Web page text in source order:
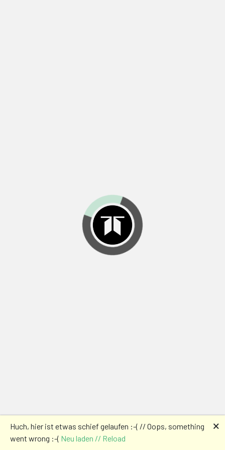
Huch, hier ist etwas schief gelaufen :-( // Oops, something
went wrong :-( Neu laden // Reload
🗙